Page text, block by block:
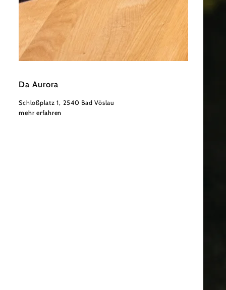
Da Aurora
Schloßplatz 1, 2540 Bad Vöslau
mehr erfahren